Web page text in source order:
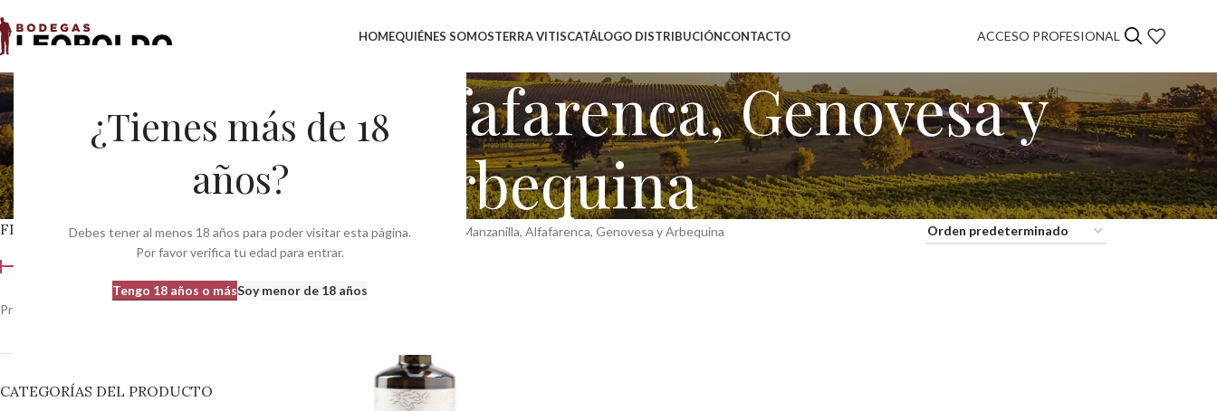
¿Tienes más de 18
años?
Debes tener al menos 18 años para poder visitar esta página.
Por favor verifica tu edad para entrar.
Tengo 18 años o másSoy menor de 18 años
HOMEQUIÉNES SOMOSTERRA VITISCATÁLOGO DISTRIBUCIÓNCONTACTO ACCESO PROFESIONAL
Manzanilla, Alfafarenca, Genovesa y
Arbequina
FILTRAR POR PRECIO
Precio:
CATEGORÍAS DEL PRODUCTO
Inicio Variedades del producto Manzanilla, Alfafarenca, Genovesa y Arbequina